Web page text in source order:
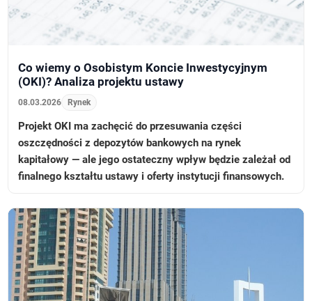
Co wiemy o Osobistym Koncie Inwestycyjnym
(OKI)? Analiza projektu ustawy
08.03.2026 Rynek
Projekt OKI ma zachęcić do przesuwania części
oszczędności z depozytów bankowych na rynek
kapitałowy — ale jego ostateczny wpływ będzie zależał od
finalnego kształtu ustawy i oferty instytucji finansowych.